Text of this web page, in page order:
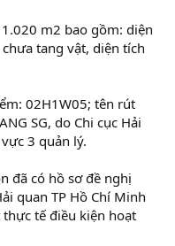
m2 bao gồm: diện
tang vật, diện tích
02H1W05; tên rút
SG, do Chi cục Hải
3 quản lý.
đã có hồ sơ đề nghị
quan TP Hồ Chí Minh
tế điều kiện hoạt